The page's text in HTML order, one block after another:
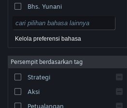
Undang. Semua merek dagang merupakan hak pemilik
Legal| Aksesibilitas
Pengembalian Dana
Bhs. Yunani
Kelola preferensi bahasa
Persempit berdasarkan tag
Strategi
Aksi
Petualangan